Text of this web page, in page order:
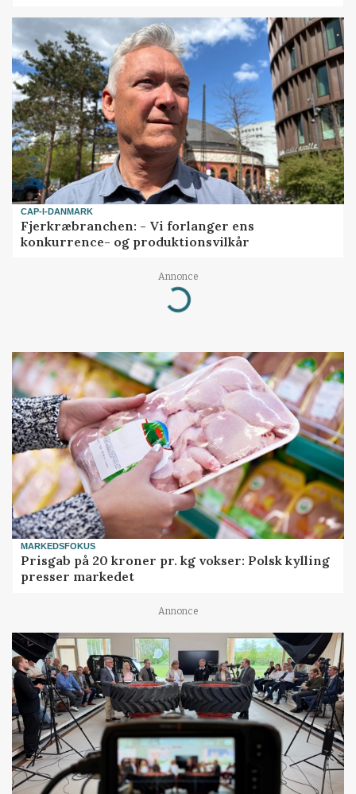
CAP-I-DANMARK
Fjerkræbranchen: - Vi forlanger ens
konkurrence- og produktionsvilkår
Annonce
Loading...
MARKEDSFOKUS
Prisgab på 20 kroner pr. kg vokser: Polsk kylling
presser markedet
Annonce